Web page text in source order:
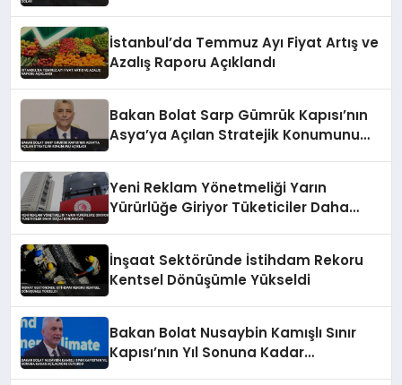
İstanbul’da Temmuz Ayı Fiyat Artış ve
Azalış Raporu Açıklandı
Bakan Bolat Sarp Gümrük Kapısı’nın
Asya’ya Açılan Stratejik Konumunu
Yeni Reklam Yönetmeliği Yarın
Yürürlüğe Giriyor Tüketiciler Daha
İnşaat Sektöründe İstihdam Rekoru
Kentsel Dönüşümle Yükseldi
Bakan Bolat Nusaybin Kamışlı Sınır
Kapısı’nın Yıl Sonuna Kadar